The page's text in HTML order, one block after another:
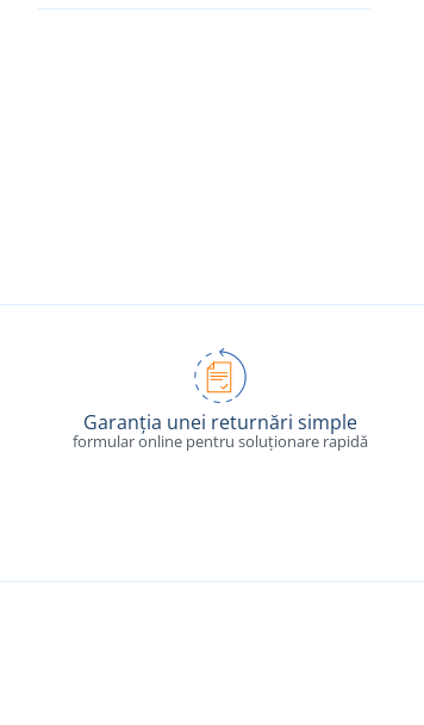
Garanția unei returnări simple
formular online pentru soluționare rapidă